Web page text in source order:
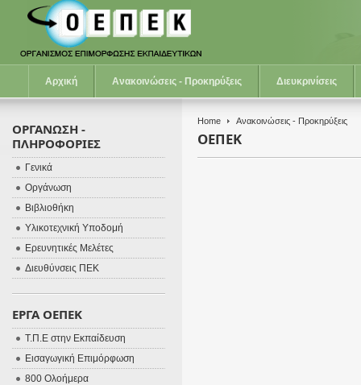
Αρχική Ανακοινώσεις - Προκηρύξεις Διευκρινίσεις
Home Ανακοινώσεις - Προκηρύξεις
ΟΕΠΕΚ
ΟΡΓΑΝΩΣΗ -
ΠΛΗΡΟΦΟΡΙΕΣ
Γενικά
Οργάνωση
Βιβλιοθήκη
Υλικοτεχνική Υποδομή
Ερευνητικές Μελέτες
Διευθύνσεις ΠΕΚ
ΕΡΓΑ ΟΕΠΕΚ
Τ.Π.Ε στην Εκπαίδευση
Εισαγωγική Επιμόρφωση
800 Ολοήμερα